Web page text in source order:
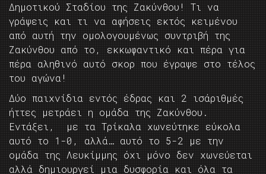
Δημοτικού Σταδίου της Ζακύνθου! Τι να
γράψεις και τι να αφήσεις εκτός κειμένου
από αυτή την ομολογουμένως συντριβή της
Ζακύνθου από το, εκκωφαντικό και πέρα για
πέρα αληθινό αυτό σκορ που έγραψε στο τέλος
του αγώνα!
Δύο παιχνίδια εντός έδρας και 2 ισάριθμές
ήττες μετράει η ομάδα της Ζακύνθου.
Εντάξει, με τα Τρίκαλα χωνεύτηκε εύκολα
αυτό το 1-0, αλλά… αυτό το 5-2 με την
ομάδα της Λευκίμμης όχι μόνο δεν χωνεύεται
αλλά δημιουργεί μια δυσφορία και όλα τα